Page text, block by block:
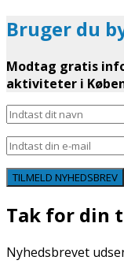
Bruger du
Modtag gratis
aktiviteter i
TILMELD NYHEDSBREV
Tak for din
Nyhedsbrevet